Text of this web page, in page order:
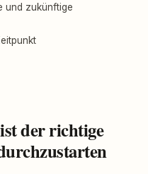
und zukünftige
der richtige